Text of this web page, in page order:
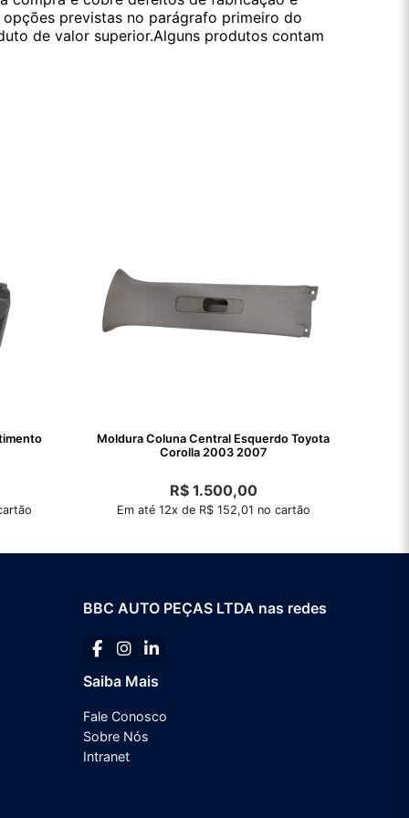
previstas no parágrafo primeiro do
de valor superior.Alguns produtos contam
Moldura Coluna Central Esquerdo Toyota
Corolla 2003 2007
R$1.500,00
Em até 12x de R$ 152,01 no cartão
BBC AUTO PEÇAS LTDA nas redes
Saiba Mais
Fale Conosco
Sobre Nós
Intranet